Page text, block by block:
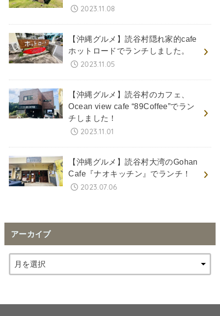
2023.11.08
【沖縄グルメ】読谷村隠れ家的cafe
ホットロードでランチしました。
2023.11.05
【沖縄グルメ】読谷村のカフェ、
Ocean view cafe “89Coffee”でラン
チしました！
2023.11.01
【沖縄グルメ】読谷村大湾のGohan
Cafe『ナオキッチン』でランチ！
2023.07.06
アーカイブ